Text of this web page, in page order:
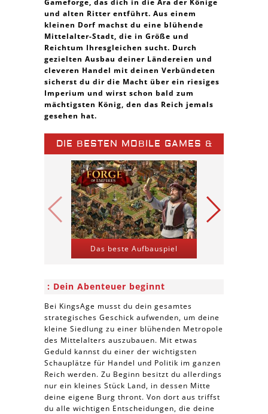
Gameforge, das dich in die Ära der Könige
und alten Ritter entführt. Aus einem
kleinen Dorf machst du eine blühende
Mittelalter-Stadt, die in Größe und
Reichtum Ihresgleichen sucht. Durch
gezielten Ausbau deiner Ländereien und
cleveren Handel mit deinen Verbündeten
sicherst du dir die Macht über ein riesiges
Imperium und wirst schon bald zum
mächtigsten König, den das Reich jemals
gesehen hat.
DIE BESTEN MOBILE GAMES &
SPIELE APPS
Das beste Aufbauspiel
Dein Abenteuer beginnt
Bei KingsAge musst du dein gesamtes
strategisches Geschick aufwenden, um deine
kleine Siedlung zu einer blühenden Metropole
des Mittelalters auszubauen. Mit etwas
Geduld kannst du einer der wichtigsten
Schauplätze für Handel und Politik im ganzen
Reich werden. Zu Beginn besitzt du allerdings
nur ein kleines Stück Land, in dessen Mitte
deine eigene Burg thront. Von dort aus triffst
du alle wichtigen Entscheidungen, die deine